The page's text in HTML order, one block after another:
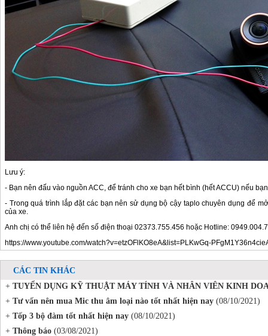
Lưu ý:
- Bạn nên đấu vào nguồn ACC, để tránh cho xe bạn hết bình (hết ACCU) nếu
- Trong quá trình lắp đặt các bạn nên sử dụng bộ cậy taplo chuyên dụng để
của xe.
Anh chị có thể liên hệ đến số điện thoại 02373.755.456 hoặc Hotline:
https://www.youtube.com/watch?v=etzOFlKO8eA&list=PLKwGq-
CÁC TIN KHÁC
+ TUYỂN DỤNG KỸ THUẬT MÁY TÍNH VÀ NHÂN VIÊN KINH
+ Tư vấn nên mua Mic thu âm loại nào tốt nhất hiện nay (08/10/2021)
+ Tốp 3 bộ đàm tốt nhất hiện nay (08/10/2021)
+ Thông báo (03/08/2021)